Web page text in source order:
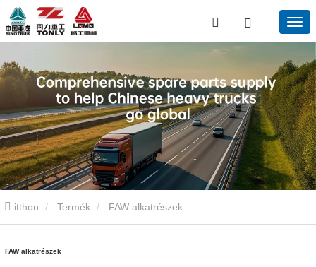
itthon Termék FAW alkatrészek
FAW alkatrészek